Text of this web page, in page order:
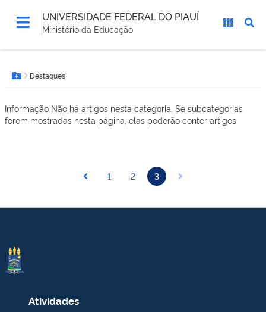
UNIVERSIDADE FEDERAL DO PIAUÍ
Ministério da Educação
está
aqui:Botão Menu
Destaques
Informação Não há artigos nesta categoria. Se subcategorias
forem mostradas nesta página, elas poderão conter artigos.
1 2 3
Atividades